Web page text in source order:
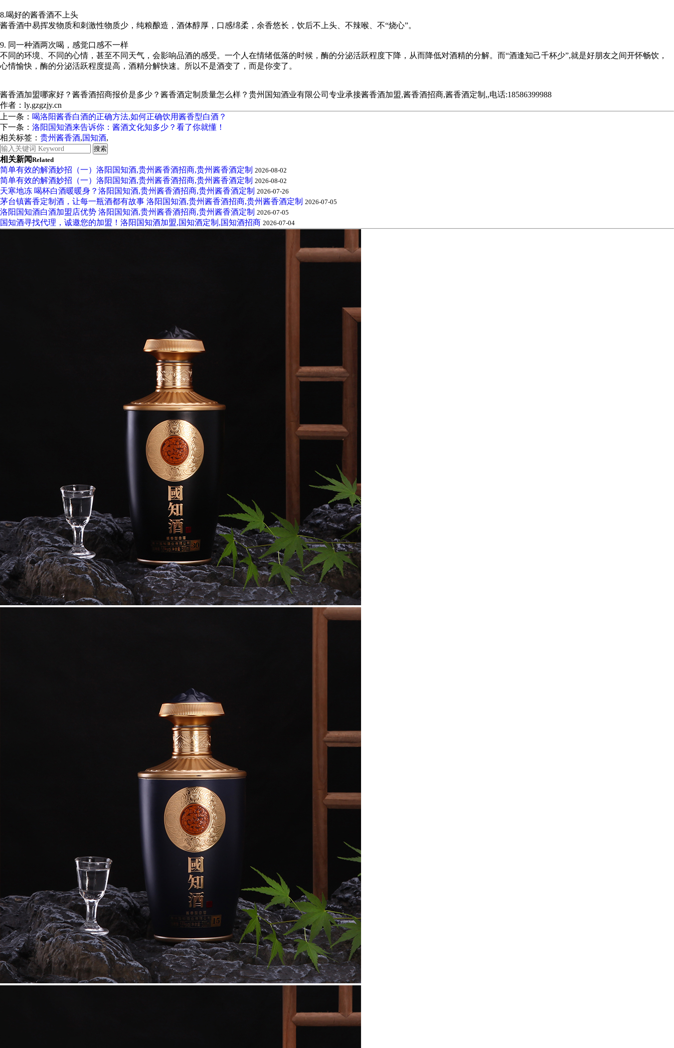
8.喝好的酱香酒不上头
酱香酒中易挥发物质和刺激性物质少，纯粮酿造，酒体醇厚，口感绵柔，余香悠长，饮后不上头、不辣喉、不“烧心”。
9. 同一种酒两次喝，感觉口感不一样
不同的环境、不同的心情，甚至不同天气，会影响品酒的感受。一个人在情绪低落的时候，酶的分泌活跃程度下降，从而降低对酒精的分解。而“酒逢知己千杯少”,就是好朋友之间开怀畅饮，
心情愉快，酶的分泌活跃程度提高，酒精分解快速。所以不是酒变了，而是你变了。
酱香酒加盟哪家好？酱香酒招商报价是多少？酱香酒定制质量怎么样？贵州国知酒业有限公司专业承接酱香酒加盟,酱香酒招商,酱香酒定制,,电话:18586399988
作者：ly.gzgzjy.cn
上一条： 喝洛阳酱香白酒的正确方法,如何正确饮用酱香型白酒？
下一条： 洛阳国知酒来告诉你：酱酒文化知多少？看了你就懂！
相关标签： 贵州酱香酒,国知酒,
相关新闻Related
简单有效的解酒妙招（一）洛阳国知酒,贵州酱香酒招商,贵州酱香酒定制 2026-08-02
简单有效的解酒妙招（一）洛阳国知酒,贵州酱香酒招商,贵州酱香酒定制 2026-08-02
天寒地冻 喝杯白酒暖暖身？洛阳国知酒,贵州酱香酒招商,贵州酱香酒定制 2026-07-26
茅台镇酱香定制酒，让每一瓶酒都有故事 洛阳国知酒,贵州酱香酒招商,贵州酱香酒定制 2026-07-05
洛阳国知酒白酒加盟店优势 洛阳国知酒,贵州酱香酒招商,贵州酱香酒定制 2026-07-05
国知酒寻找代理，诚邀您的加盟！洛阳国知酒加盟,国知酒定制,国知酒招商 2026-07-04